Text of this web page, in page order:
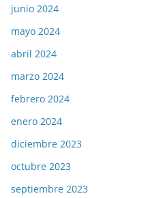
junio 2024
mayo 2024
abril 2024
marzo 2024
febrero 2024
enero 2024
diciembre 2023
octubre 2023
septiembre 2023